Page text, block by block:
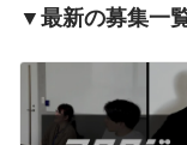
▼最新の募集一